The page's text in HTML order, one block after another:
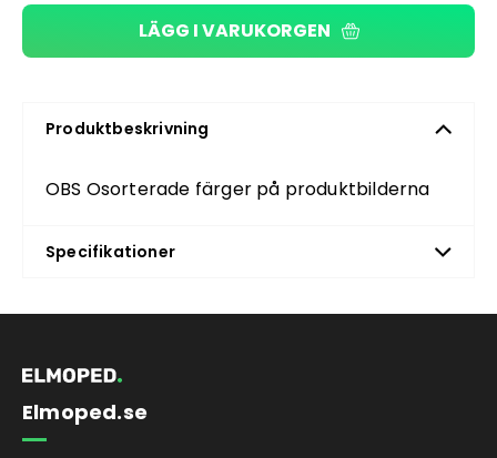
LÄGG I VARUKORGEN
Produktbeskrivning
OBS Osorterade färger på produktbilderna
Specifikationer
Elmoped.se